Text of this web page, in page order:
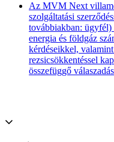
Az MVM Next
szolgáltatási
továbbiakban: ügyfél)
energia és földgáz
kérdéseikkel,
rezsicsökkentéssel
összefüggő